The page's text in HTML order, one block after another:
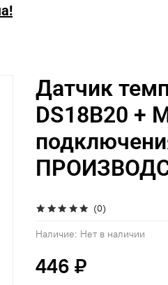
(0)
Наличие: Нет в наличии
Датчик
DS18B20 +
446 ₽